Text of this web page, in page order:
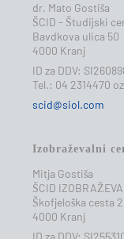
dr. Mato Gostiša
ŠCID - Študijski
Bavdkova ulica 50
4000 Kranj
ID za DDV:
Tel.: 04 2314470
scid@siol.com
Izobraževalni
Mitja Gostiša
ŠCID
Škofjeloška cesta
4000 Kranj